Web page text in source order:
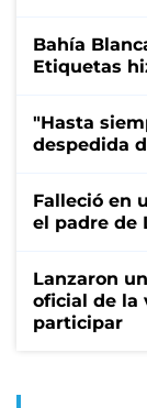
Bahía
Etiquetas
"Hasta
despedida
Falleció en
el padre de
Lanzaron
oficial de la
participar